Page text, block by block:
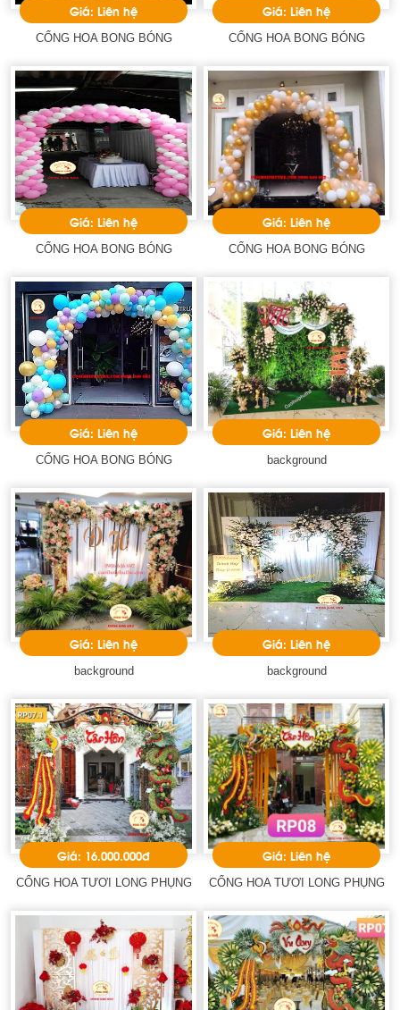
Giá: Liên hệ
CỔNG HOA BONG BÓNG
Giá: Liên hệ
CỔNG HOA BONG BÓNG
Giá: Liên hệ
CỔNG HOA BONG BÓNG
Giá: Liên hệ
CỔNG HOA BONG BÓNG
Giá: Liên hệ
CỔNG HOA BONG BÓNG
Giá: Liên hệ
background
Giá: Liên hệ
background
Giá: Liên hệ
background
Giá: 16.000.000đ
CỔNG HOA TƯƠI LONG PHỤNG
Giá: Liên hệ
CỔNG HOA TƯƠI LONG PHỤNG